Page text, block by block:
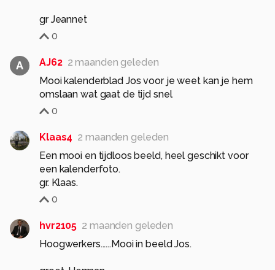
gr Jeannet
0
A AJ62 2 maanden geleden
Mooi kalenderblad Jos voor je weet kan je hem
omslaan wat gaat de tijd snel
0
Klaas4 2 maanden geleden
Een mooi en tijdloos beeld, heel geschikt voor
een kalenderfoto.
gr. Klaas.
0
hvr2105 2 maanden geleden
Hoogwerkers......Mooi in beeld Jos.